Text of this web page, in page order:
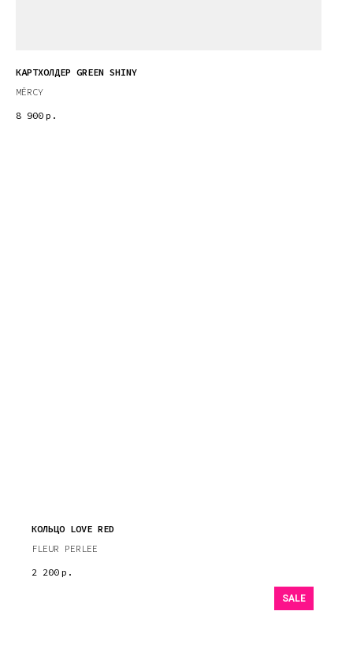
КАРТХОЛДЕР GREEN SHINY
MĒRCY
8 900 р.
КОЛЬЦО LOVE RED
FLEUR PERLEE
2 200 р.
SALE